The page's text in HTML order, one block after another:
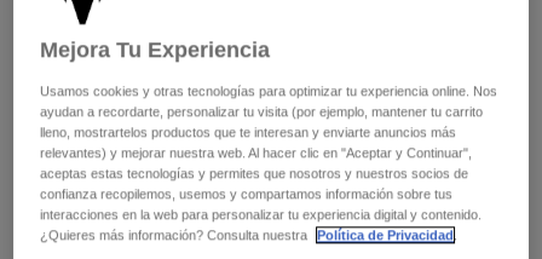
Stickers
Otros Accesorios
Ver todo
Pantalones
Pantalones Cortos
Bañadores
Ver todo
Accesorios
11.5
Color -Negro
seleccionado
Mejora Tu Experiencia
Usamos cookies y otras tecnologías para optimizar tu experiencia online. Nos
ayudan a recordarte, personalizar tu visita (por ejemplo, mantener tu carrito
lleno, mostrartelos productos que te interesan y enviarte anuncios más
relevantes) y mejorar nuestra web. Al hacer clic en "Aceptar y Continuar",
aceptas estas tecnologías y permites que nosotros y nuestros socios de
confianza recopilemos, usemos y compartamos información sobre tus
interacciones en la web para personalizar tu experiencia digital y contenido.
¿Quieres más información? Consulta nuestra
Política de Privacidad